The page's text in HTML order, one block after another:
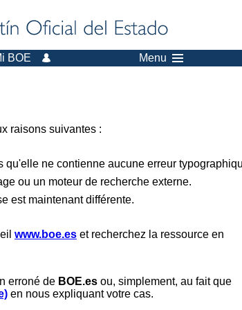
BOE Menu
raisons suivantes :
ne contienne aucune erreur
ou un moteur de recherche externe.
est maintenant différente.
www.boe.es et recherchez la ressource en
erroné de BOE.es ou, simplement, au fait que
en nous expliquant votre cas.